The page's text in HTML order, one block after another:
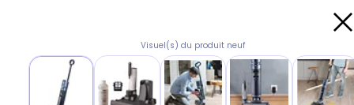
Visuel(s) du produit neuf